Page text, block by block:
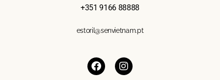
+351 9166 88888
estoril@senvietnam.pt